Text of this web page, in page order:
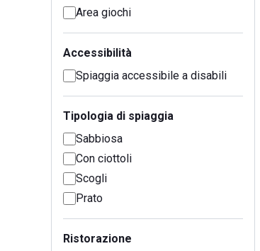
Area giochi
Accessibilità
Spiaggia accessibile a disabili
Tipologia di spiaggia
Sabbiosa
Con ciottoli
Scogli
Prato
Ristorazione